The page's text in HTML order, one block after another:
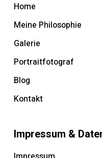
Home
Meine Philosophie
Galerie
Portraitfotograf
Blog
Kontakt
Impressum &